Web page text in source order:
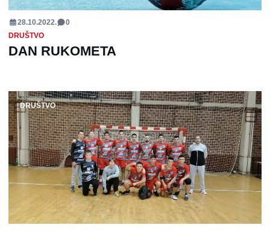
28.10.2022.
0
DRUŠTVO
DAN RUKOMETA
DRUŠTVO